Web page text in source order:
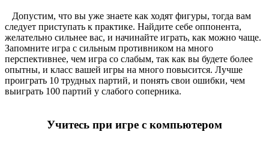
Допустим, что вы уже знаете как ходят фигуры, тогда вам
следует приступать к практике. Найдите себе оппонента,
желательно сильнее вас, и начинайте играть, как можно чаще.
Запомните игра с сильным противником на много
перспективнее, чем игра со слабым, так как вы будете более
опытны, и класс вашей игры на много повысится. Лучше
проиграть 10 трудных партий, и понять свои ошибки, чем
выиграть 100 партий у слабого соперника.
Учитесь при игре с компьютером